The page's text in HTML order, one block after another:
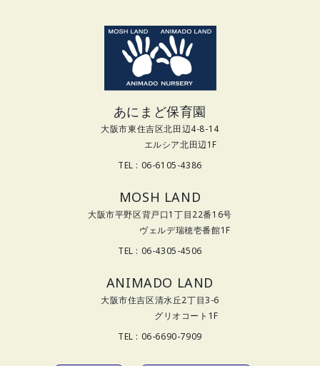
あにまど保育園
大阪市東住吉区北田辺4-8-14
エルシア北田辺1F
TEL : 06-6105-4386
MOSH LAND
大阪市平野区背戸口1丁目22番16号
ヴェルデ瑞穂壱番館1F
TEL : 06-4305-4506
ANIMADO LAND
大阪市住吉区清水丘2丁目3-6
グリオコート1F
TEL : 06-6690-7909